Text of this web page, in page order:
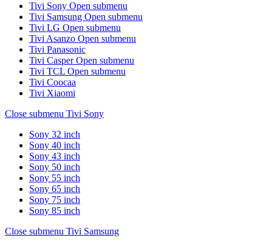
Tivi Sony Open submenu
Tivi Samsung Open submenu
Tivi LG Open submenu
Tivi Asanzo Open submenu
Tivi Panasonic
Tivi CasperOpen submenu
Tivi TCL Open submenu
Tivi Coocaa
Tivi Xiaomi
Close submenu Tivi Sony
Sony 32 inch
Sony 40 inch
Sony 43 inch
Sony 50 inch
Sony 55 inch
Sony 65 inch
Sony 75 inch
Sony 85 inch
Close submenu Tivi Samsung